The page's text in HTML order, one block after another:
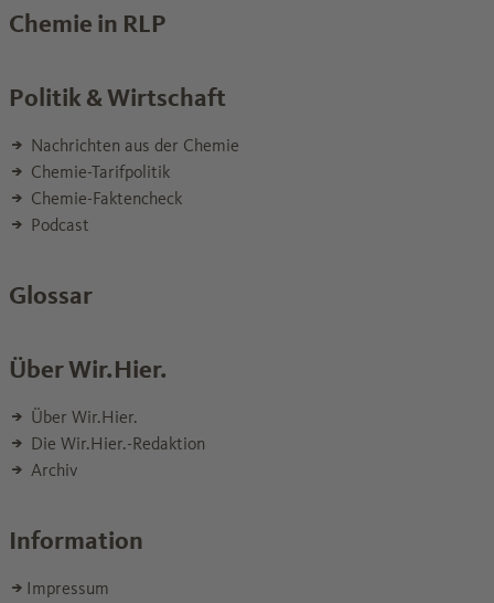
Chemie in RLP
Politik & Wirtschaft
Nachrichten aus der Chemie
Chemie-Tarifpolitik
Chemie-Faktencheck
Podcast
Glossar
Über Wir.Hier.
Über Wir.Hier.
Die Wir.Hier.-Redaktion
Archiv
Information
Impressum